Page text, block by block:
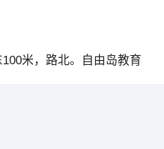
米，路北。自由岛教育